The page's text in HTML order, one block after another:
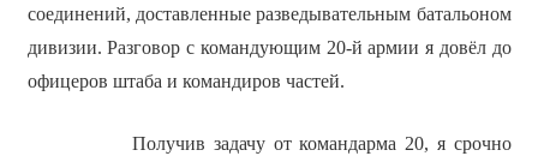
соединений, доставленные разведывательным батальоном
дивизии. Разговор с командующим 20-й армии я довёл до
офицеров штаба и командиров частей.
Получив задачу от командарма 20, я срочно